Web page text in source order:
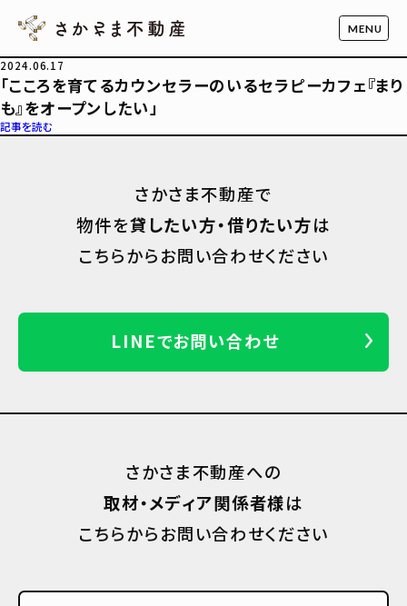
2024.06.17
「こころを育てるカウンセラーのいるセラピーカフェ『まり
も』をオープンしたい」
記事を読む
さかさま不動産で
物件を貸したい方・借りたい方は
こちらからお問い合わせください
LINEでお問い合わせ
さかさま不動産への
取材・メディア関係者様は
こちらからお問い合わせください